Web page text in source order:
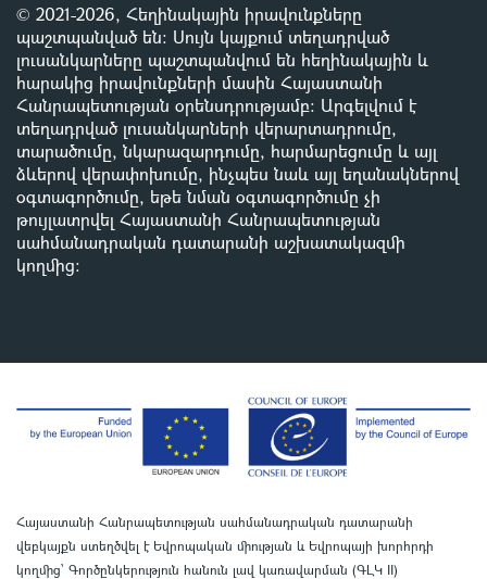
© 2021-2026, Հեղինակային իրավունքները
պաշտպանված են: Սույն կայքում տեղադրված
լուսանկարները պաշտպանվում են հեղինակային և
հարակից իրավունքների մասին Հայաստանի
Հանրապետության օրենսդրությամբ: Արգելվում է
տեղադրված լուսանկարների վերարտադրումը,
տարածումը, նկարազարդումը, հարմարեցումը և այլ
ձևերով վերափոխումը, ինչպես նաև այլ եղանակներով
օգտագործումը, եթե նման օգտագործումը չի
թույլատրվել Հայաստանի Հանրապետության
սահմանադրական դատարանի աշխատակազմի
կողմից:
Հայաստանի Հանրապետության սահմանադրական դատարանի
վեբկայքն ստեղծվել է Եվրոպական միության և Եվրոպայի խորհրդի
կողմից՝ Գործընկերություն հանուն լավ կառավարման (ԳԼԿ II)